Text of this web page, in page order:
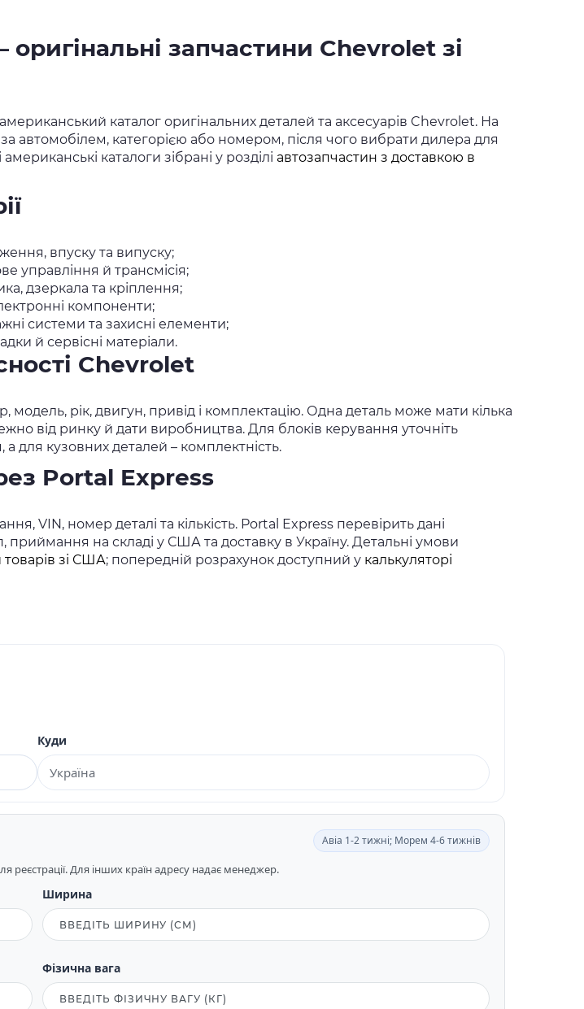
запчастини Chevrolet зі
каталог оригінальних деталей та аксесуарів Chevrolet. На
автомобілем, категорією або номером, після чого вибрати дилера для
каталоги зібрані у розділі автозапчастин з доставкою в
впуску та випуску;
управління й трансмісія;
дзеркала та кріплення;
компоненти;
системи та захисні елементи;
й сервісні матеріали.
Chevrolet
модель, рік, двигун, привід і комплектацію. Одна деталь може мати кілька
від ринку й дати виробництва. Для блоків керування уточніть
а для кузовних деталей – комплектність.
Portal Express
VIN, номер деталі та кількість. Portal Express перевірить дані
приймання на складі у США та доставку в Україну. Детальні умови
товарів зі США; попередній розрахунок доступний у калькуляторі
Куди
Авіа 1-2 тижні; Морем 4-6 тижнів
реєстрації. Для інших країн адресу надає менеджер.
Ширина
Фізична вага